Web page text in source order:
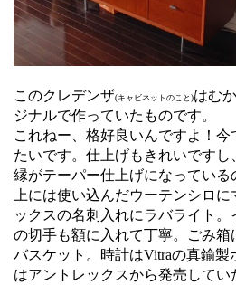
このクレデンザ(キャビネットのこと)はむ
ジナルで作っていたものです。
これねー、格好良いんですよ！今
たいです。仕上げもきれいですし
縁がテーパー仕上げになっている
上には使い込んだウーテンシロ
ックスの名刺入れにラバライト。
の切手も額に入れて丁寧。ごみ箱
バスケット。時計はVitraの真鍮製
はアントレックスから発売して